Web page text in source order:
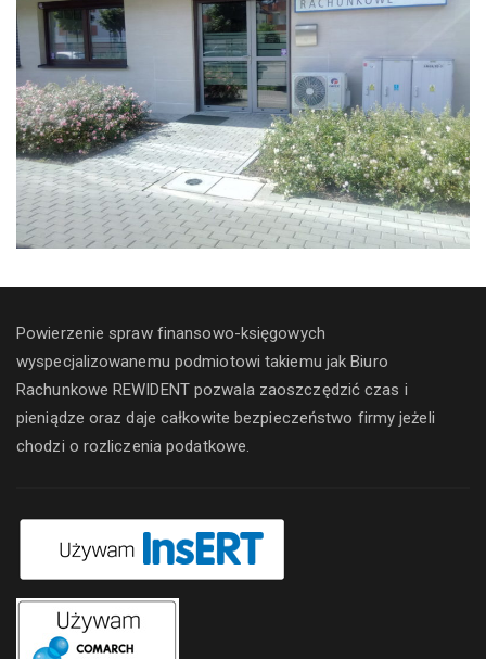
Powierzenie spraw finansowo-księgowych
wyspecjalizowanemu podmiotowi takiemu jak Biuro
Rachunkowe REWIDENT pozwala zaoszczędzić czas i
pieniądze oraz daje całkowite bezpieczeństwo firmy jeżeli
chodzi o rozliczenia podatkowe.